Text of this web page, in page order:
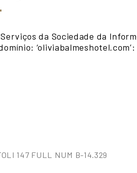
da Sociedade da
‘oliviabalmeshotel.com’:
147 FULL NUM B-14.329